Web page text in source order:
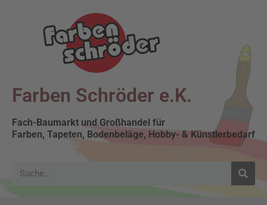
Farben Schröder e.K.
Fach-Baumarkt und Großhandel für
Farben, Tapeten, Bodenbeläge, Hobby- & Künstlerbedarf